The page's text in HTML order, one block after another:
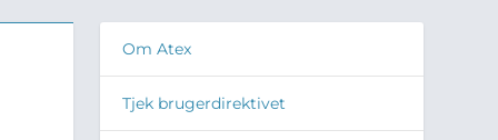
Om Atex
Tjek brugerdirektivet